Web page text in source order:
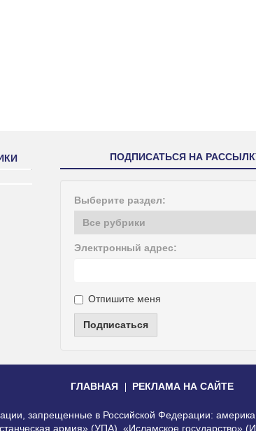
ПОДПИСАТЬСЯ НА
Выберите раздел:
Электронный адрес:
Отпишите меня
Подписаться
ГЛАВНАЯ РЕКЛАМА НА САЙТЕ
запрещенные в Российской Федерации:
армия» (УПА), «Исламское